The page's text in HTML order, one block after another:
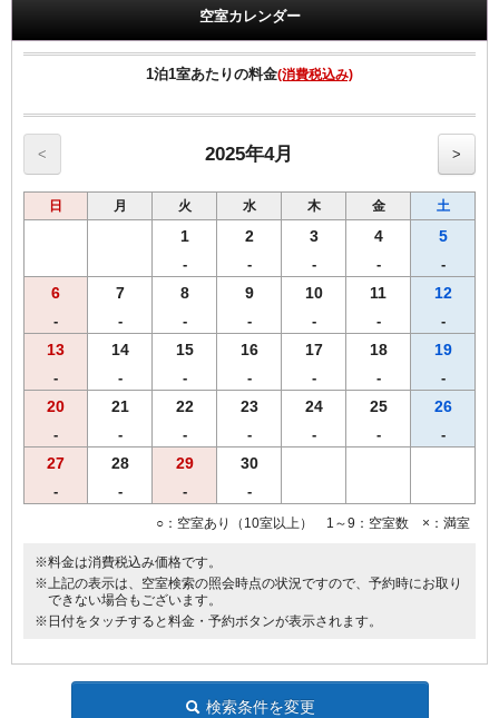
飛騨の郷土料理を豊富に盛り込んだ和定食（現在和朝食のみの提供と
なります）
完備。
・ご宿泊者様専用の大浴場をご利用いただけます。
空室カレンダー
1泊1室あたりの料金(消費税込み)
< 2025年4月 >
日 月 火 水 木 金 土
1
-
2
-
3
-
4
-
5
-
6
-
7
-
8
-
9
-
10
-
11
-
12
-
13
-
14
-
15
-
16
-
17
-
18
-
19
-
20
-
21
-
22
-
23
-
24
-
25
-
26
-
27
-
28
-
29
-
30
-
○：空室あり（10室以上） 1～9：空室数 ×：満室
※料金は消費税込み価格です。
※上記の表示は、空室検索の照会時点の状況ですので、予約時にお取り
できない場合もございます。
※日付をタッチすると料金・予約ボタンが表示されます。
検索条件を変更